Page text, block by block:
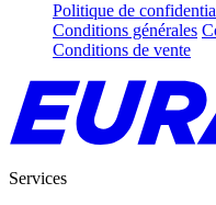
Politique de
Conditions générales
Conditions de vente
Services